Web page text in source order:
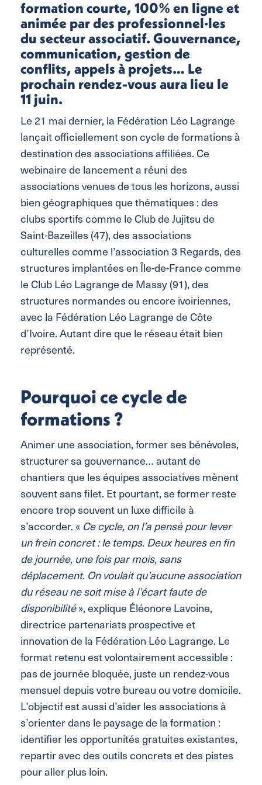
formation courte, 100% en ligne et
animée par des professionnel·les
du secteur associatif. Gouvernance,
communication, gestion de
conflits, appels à projets… Le
prochain rendez-vous aura lieu le
11 juin.
Le 21 mai dernier, la Fédération Léo Lagrange
lançait officiellement son cycle de formations à
destination des associations affiliées. Ce
webinaire de lancement a réuni des
associations venues de tous les horizons, aussi
bien géographiques que thématiques : des
clubs sportifs comme le Club de Jujitsu de
Saint-Bazeilles (47), des associations
culturelles comme l’association 3 Regards, des
structures implantées en Île-de-France comme
le Club Léo Lagrange de Massy (91), des
structures normandes ou encore ivoiriennes,
avec la Fédération Léo Lagrange de Côte
d’Ivoire. Autant dire que le réseau était bien
représenté.
Pourquoi ce cycle de
formations ?
Animer une association, former ses bénévoles,
structurer sa gouvernance… autant de
chantiers que les équipes associatives mènent
souvent sans filet. Et pourtant, se former reste
encore trop souvent un luxe difficile à
s’accorder. « Ce cycle, on l’a pensé pour lever
un frein concret : le temps. Deux heures en fin
de journée, une fois par mois, sans
déplacement. On voulait qu’aucune association
du réseau ne soit mise à l’écart faute de
disponibilité», explique Éléonore Lavoine,
directrice partenariats prospective et
innovation de la Fédération Léo Lagrange. Le
format retenu est volontairement accessible :
pas de journée bloquée, juste un rendez-vous
mensuel depuis votre bureau ou votre domicile.
L’objectif est aussi d’aider les associations à
s’orienter dans le paysage de la formation :
identifier les opportunités gratuites existantes,
repartir avec des outils concrets et des pistes
pour aller plus loin.